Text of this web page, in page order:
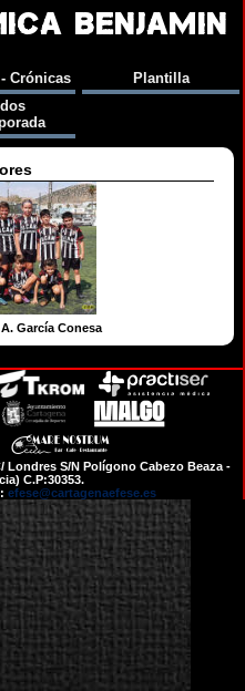
BENJAMIN
Crónicas
Plantilla
García Conesa
Londres S/N Polígono Cabezo Beaza -
C.P:30353.
efese@cartagenaefese.es